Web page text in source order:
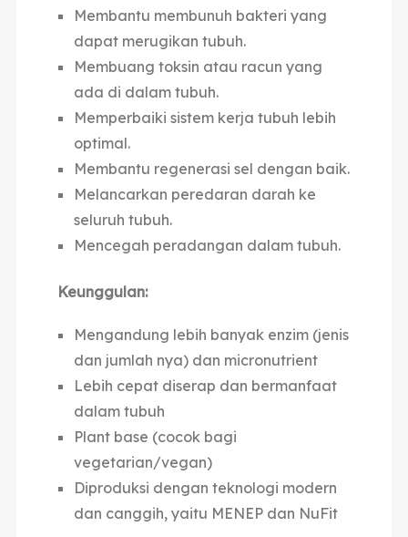
Membantu membunuh bakteri yang
dapat merugikan tubuh.
Membuang toksin atau racun yang
ada di dalam tubuh.
Memperbaiki sistem kerja tubuh lebih
optimal.
Membantu regenerasi sel dengan baik.
Melancarkan peredaran darah ke
seluruh tubuh.
Mencegah peradangan dalam tubuh.
Keunggulan:
Mengandung lebih banyak enzim (jenis
dan jumlah nya) dan micronutrient
Lebih cepat diserap dan bermanfaat
dalam tubuh
Plant base (cocok bagi
vegetarian/vegan)
Diproduksi dengan teknologi modern
dan canggih, yaitu MENEP dan NuFit